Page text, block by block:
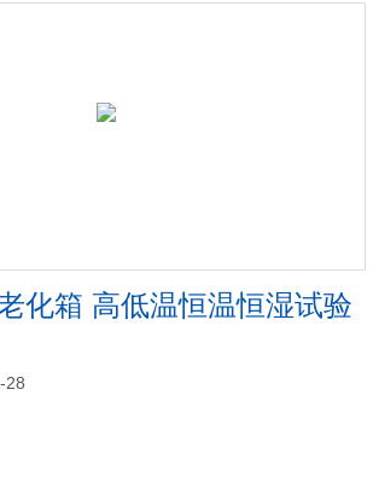
化箱 高低温恒温恒湿试验
28